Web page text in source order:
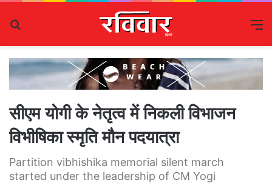
सीएम योगी के नेतृत्व में निकली विभाजन
विभीषिका स्मृति मौन पदयात्रा
Partition vibhishika memorial silent march
started under the leadership of CM Yogi